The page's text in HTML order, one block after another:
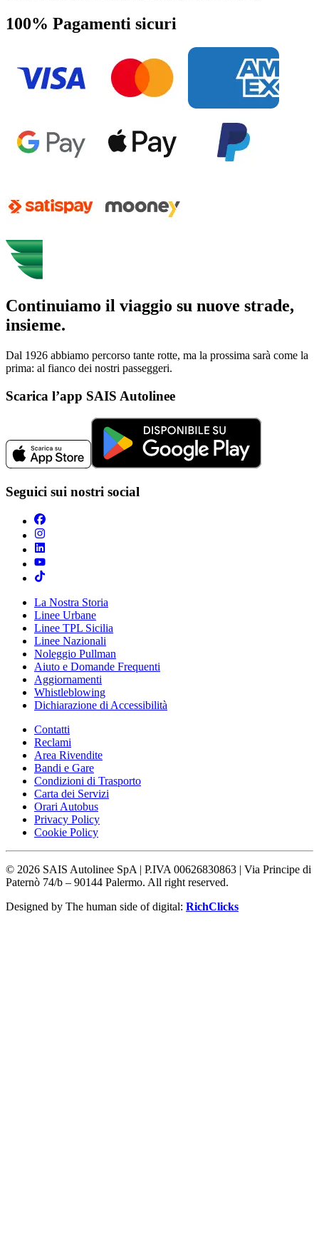
100% Pagamenti sicuri
Continuiamo il viaggio su nuove strade,
insieme.
Dal 1926 abbiamo percorso tante rotte, ma la prossima sarà come la
prima: al fianco dei nostri passeggeri.
Scarica l’app SAIS Autolinee
Seguici sui nostri social
La Nostra Storia
Linee Urbane
Linee TPL Sicilia
Linee Nazionali
Noleggio Pullman
Aiuto e Domande Frequenti
Aggiornamenti
Whistleblowing
Dichiarazione di Accessibilità
Contatti
Reclami
Area Rivendite
Bandi e Gare
Condizioni di Trasporto
Carta dei Servizi
Orari Autobus
Privacy Policy
Cookie Policy
© 2026 SAIS Autolinee SpA | P.IVA 00626830863 | Via Principe di
Paternò 74/b – 90144 Palermo. All right reserved.
Designed by The human side of digital: RichClicks